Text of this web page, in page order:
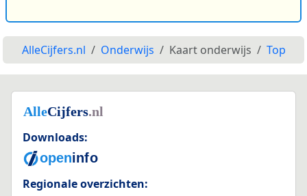
AlleCijfers.nl Onderwijs Kaart onderwijs Top
Downloads:
Regionale overzichten: